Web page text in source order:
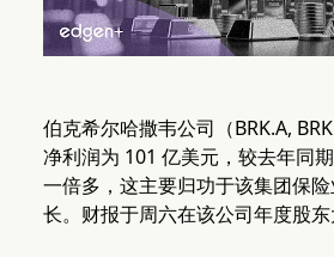
伯克希尔哈撒韦公司（BRK.A,
净利润为 101 亿美元，较去年同
一倍多，这主要归功于该集团保
长。财报于周六在该公司年度股东